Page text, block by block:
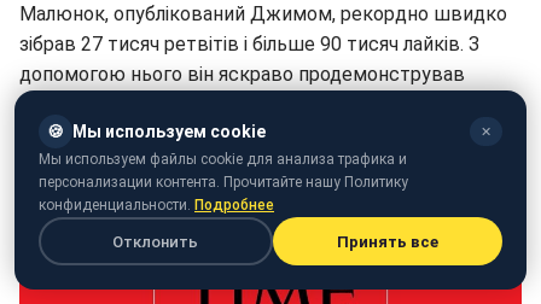
Малюнок, опублікований Джимом, рекордно швидко
зібрав 27 тисяч ретвітів і більше 90 тисяч лайків. З
допомогою нього він яскраво продемонстрував
суспільству свою реакцію на колаж з фотографій
Дональда трампа і маленькою мексиканською
дівчинкою, яка плаче,, надрукуванний на обкладинці
Time.
🍪 Мы используем cookie ✕
Мы используем файлы cookie для анализа трафика и
персонализации контента. Прочитайте нашу Политику
конфиденциальности. Подробнее
Отклонить Принять все